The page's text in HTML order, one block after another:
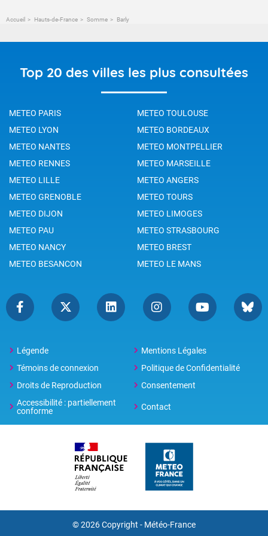
Accueil Hauts-de-France Somme Barly
Top 20 des villes les plus consultées
METEO PARIS
METEO TOULOUSE
METEO LYON
METEO BORDEAUX
METEO NANTES
METEO MONTPELLIER
METEO RENNES
METEO MARSEILLE
METEO LILLE
METEO ANGERS
METEO GRENOBLE
METEO TOURS
METEO DIJON
METEO LIMOGES
METEO PAU
METEO STRASBOURG
METEO NANCY
METEO BREST
METEO BESANCON
METEO LE MANS
Légende
Mentions Légales
Témoins de connexion
Politique de Confidentialité
Droits de Reproduction
Consentement
Accessibilité : partiellement
conforme
Contact
© 2026 Copyright - Météo-France